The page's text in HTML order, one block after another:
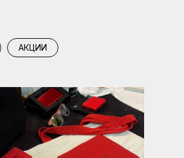
АКЦИИ